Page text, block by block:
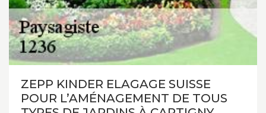
ZEPP KINDER ELAGAGE SUISSE
POUR L’AMÉNAGEMENT DE TOUS